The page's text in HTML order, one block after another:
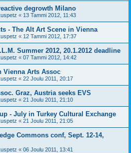
degrowth Milano
« 13 Tammi 2012, 11:43
- The Alt Art Scene in Vienna
« 12 Tammi 2012, 17:37
Summer 2012, 20.1.2012 deadline
« 07 Tammi 2012, 14:42
Vienna Arts Assoc
« 22 Joulu 2011, 20:17
Graz, Austria seeks EVS
« 21 Joulu 2011, 21:10
- July in Turkey Cultural Exchange
« 21 Joulu 2011, 21:05
Commons conf, Sept. 12-14,
« 06 Joulu 2011, 13:41